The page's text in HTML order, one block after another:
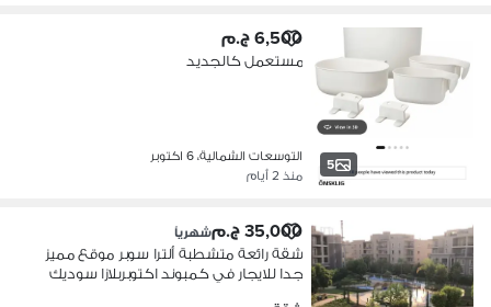
5
6,500 ج.م
مستعمل كالجديد
التوسعات الشمالية، 6 اكتوبر
منذ 2 أيام
35,000 ج.م شهرياً
شقة رائعة متشطبة ألترا سوبر موقع مميز
جدا للايجار في كمبوند اكتوبربلازا سوديك